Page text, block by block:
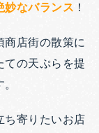
妙なバランス ！
店街の散策に
ての天ぷらを提
ち寄りたいお店